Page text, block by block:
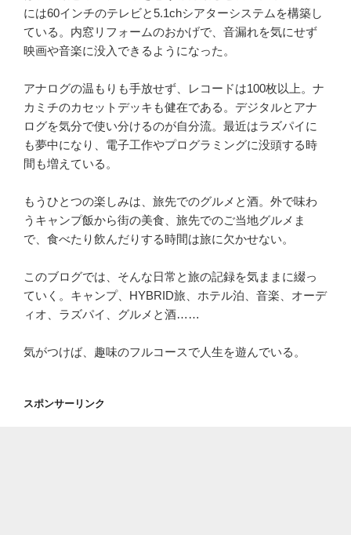
には60インチのテレビと5.1chシアターシステムを構築し
ている。内窓リフォームのおかげで、音漏れを気にせず
映画や音楽に没入できるようになった。
アナログの温もりも手放せず、レコードは100枚以上。ナ
カミチのカセットデッキも健在である。デジタルとアナ
ログを気分で使い分けるのが自分流。最近はラズパイに
も夢中になり、電子工作やプログラミングに没頭する時
間も増えている。
もうひとつの楽しみは、旅先でのグルメと酒。外で味わ
うキャンプ飯から街の美食、旅先でのご当地グルメま
で、食べたり飲んだりする時間は旅に欠かせない。
このブログでは、そんな日常と旅の記録を気ままに綴っ
ていく。キャンプ、HYBRID旅、ホテル泊、音楽、オーデ
ィオ、ラズパイ、グルメと酒……
気がつけば、趣味のフルコースで人生を遊んでいる。
スポンサーリンク